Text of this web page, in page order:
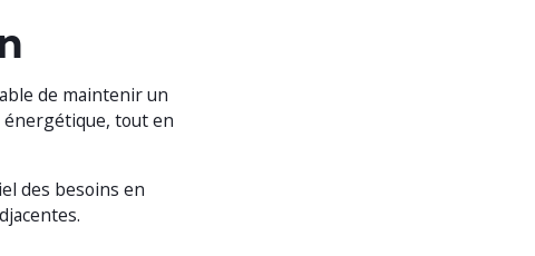
de maintenir un
énergétique, tout en
des besoins en